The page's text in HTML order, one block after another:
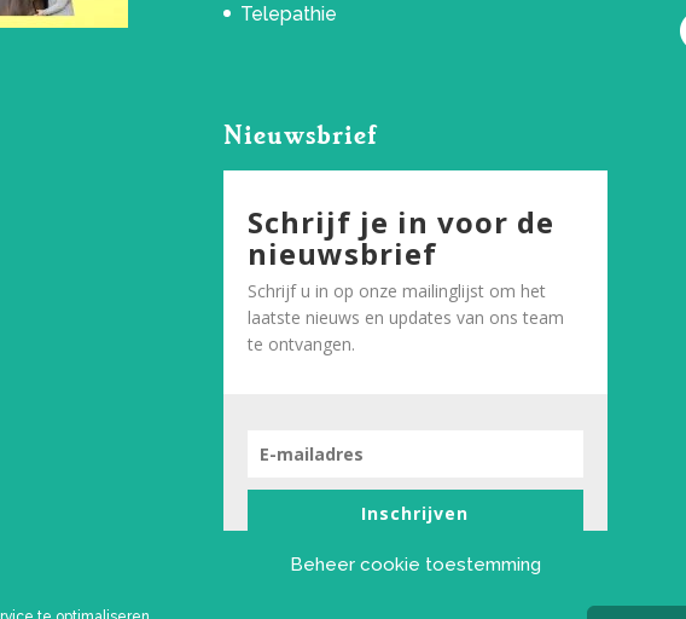
Beheer cookie toestemming
Telepathie
Nieuwsbrief
Schrijf je in voor de
nieuwsbrief
Schrijf u in op onze mailinglijst om het
laatste nieuws en updates van ons team
te ontvangen.
Inschrijven